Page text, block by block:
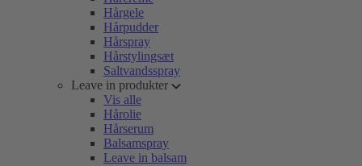
Hårgele
Hårpudder
Hårspray
Hårstylingsæt
Saltvandsspray
Leave in produkter
Vis alle
Hårolie
Hårserum
Balsamspray
Leave in balsam